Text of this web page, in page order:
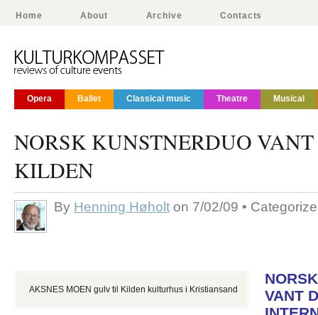
Home About Archive Contacts
Opera Ballet Classical music Theatre Musical
NORSK KUNSTNERDUO
KILDEN
By Henning Høholt on 7/02/09 •
AKSNES MOEN gulv til Kilden kulturhus i Kristiansand
VANT